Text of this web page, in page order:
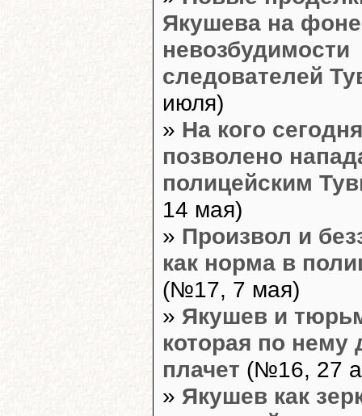
Якушева на фоне
невозбудимости
следователей
июля)
» На кого сегодня
позволено
полицейским
14 мая)
» Произвол и
как норма в
(№17, 7 мая)
» Якушев и
которая по нему
плачет (№16, 27
» Якушев как